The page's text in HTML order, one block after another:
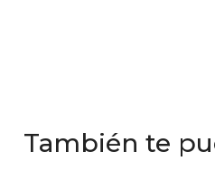
También te